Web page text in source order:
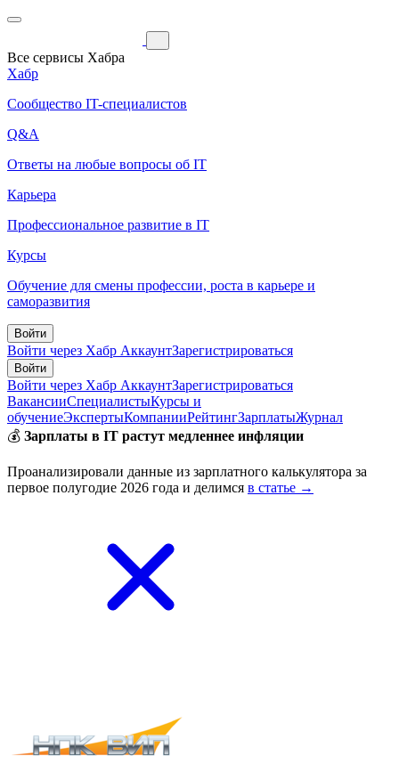
Все сервисы Хабра
Хабр
Сообщество IT-специалистов
Q&A
Ответы на любые вопросы об IT
Карьера
Профессиональное развитие в IT
Курсы
Обучение для смены профессии, роста в карьере и
саморазвития
Войти
Войти через Хабр АккаунтЗарегистрироваться
Войти
Войти через Хабр АккаунтЗарегистрироваться
ВакансииСпециалистыКурсы и
обучениеЭкспертыКомпанииРейтингЗарплатыЖурнал
💰 Зарплаты в IT растут медленнее инфляции
Проанализировали данные из зарплатного калькулятора за
первое полугодие 2026 года и делимся в статье →